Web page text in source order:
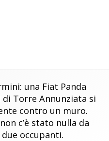
una Fiat Panda
Torre Annunziata si
contro un muro.
c’è stato nulla da
occupanti.